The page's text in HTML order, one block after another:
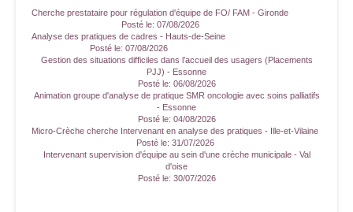
Cherche prestataire pour régulation d'équipe de FO/ FAM - Gironde
Posté le: 07/08/2026
Analyse des pratiques de cadres - Hauts-de-Seine
Posté le: 07/08/2026
Gestion des situations difficiles dans l’accueil des usagers (Placements
PJJ) - Essonne
Posté le: 06/08/2026
Animation groupe d'analyse de pratique SMR oncologie avec soins palliatifs
- Essonne
Posté le: 04/08/2026
Micro-Crèche cherche Intervenant en analyse des pratiques - Ille-et-Vilaine
Posté le: 31/07/2026
Intervenant supervision d'équipe au sein d'une crèche municipale - Val
d'oise
Posté le: 30/07/2026